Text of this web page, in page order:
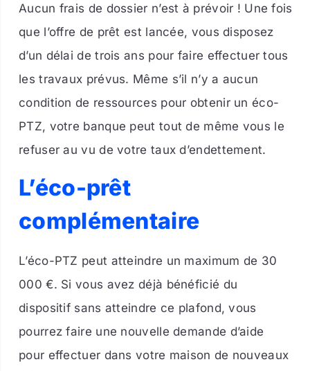
Aucun frais de dossier n’est à prévoir ! Une fois
que l’offre de prêt est lancée, vous disposez
d’un délai de trois ans pour faire effectuer tous
les travaux prévus. Même s’il n’y a aucun
condition de ressources pour obtenir un éco-
PTZ, votre banque peut tout de même vous le
refuser au vu de votre taux d’endettement.
L’éco-prêt
complémentaire
L’éco-PTZ peut atteindre un maximum de 30
000 €. Si vous avez déjà bénéficié du
dispositif sans atteindre ce plafond, vous
pourrez faire une nouvelle demande d’aide
pour effectuer dans votre maison de nouveaux